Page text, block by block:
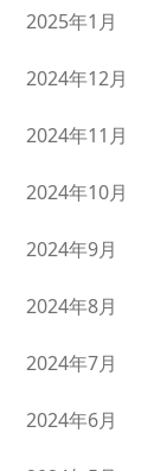
2025年1月
2024年12月
2024年11月
2024年10月
2024年9月
2024年8月
2024年7月
2024年6月